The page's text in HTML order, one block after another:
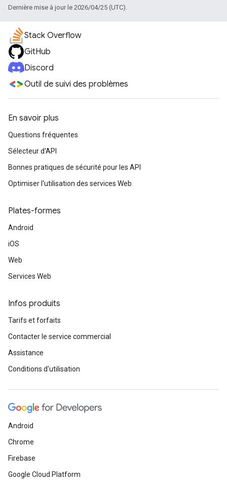
Dernière mise à jour le 2026/04/25 (UTC).
Stack Overflow
GitHub
Discord
Outil de suivi des problèmes
En savoir plus
Questions fréquentes
Sélecteur d'API
Bonnes pratiques de sécurité pour les API
Optimiser l'utilisation des services Web
Plates-formes
Android
iOS
Web
Services Web
Infos produits
Tarifs et forfaits
Contacter le service commercial
Assistance
Conditions d'utilisation
Android
Chrome
Firebase
Google Cloud Platform